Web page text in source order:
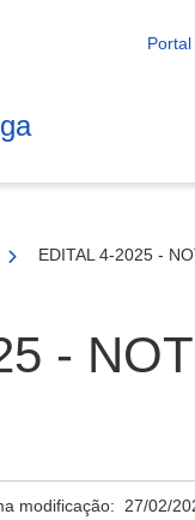
EDITAL 4-2025 -
-
modificação: 27/02/